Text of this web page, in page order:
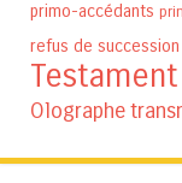
primo-accédants
refus de succession
Testament
Olographe